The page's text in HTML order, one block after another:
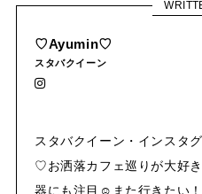
♡Ayumin♡
スタバクイーン
スタバクイーン・インスタ
♡お洒落カフェ巡りが大好
器にも注目☺︎また行きたい